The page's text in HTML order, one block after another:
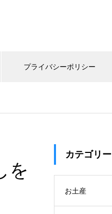
プライバシーポリシー
を
カテゴリー
お土産